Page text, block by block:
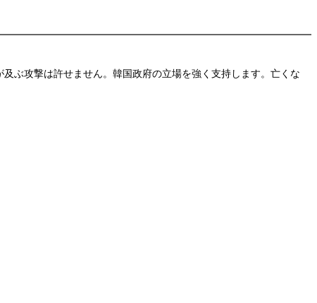
ぶ攻撃は許せません。韓国政府の立場を強く支持します。亡くな